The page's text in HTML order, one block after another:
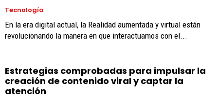
Tecnología
En la era digital actual, la Realidad aumentada y virtual están
revolucionando la manera en que interactuamos con el...
Estrategias comprobadas para impulsar la
creación de contenido viral y captar la
atención